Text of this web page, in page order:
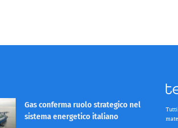
Gas conferma ruolo strategico nel
sistema energetico italiano
Tutti